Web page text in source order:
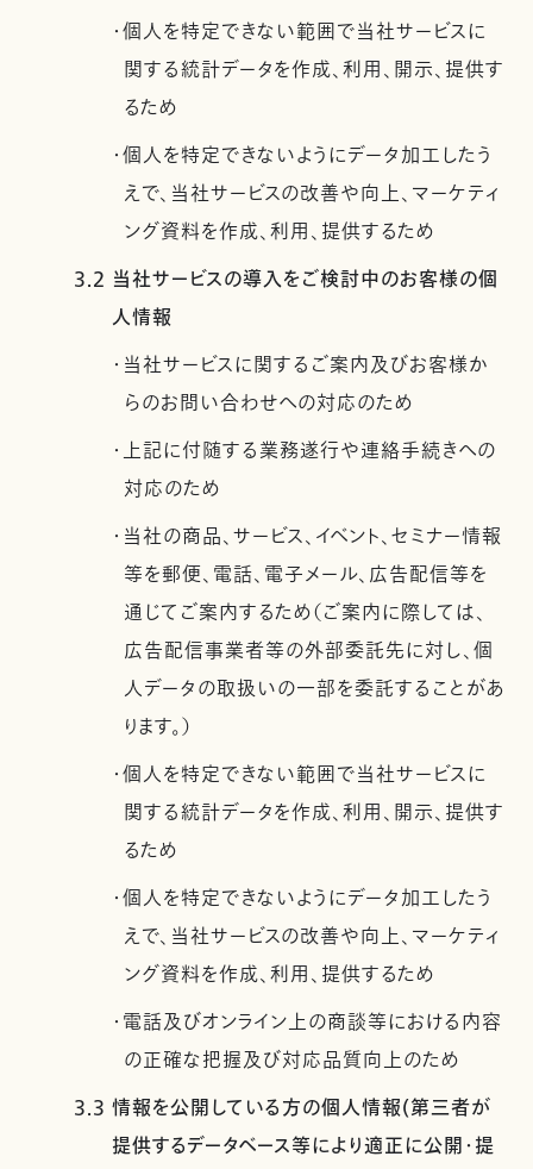
・個人を特定できない範囲で当社サービスに
関する統計データを作成、利用、開示、提供す
るため
・個人を特定できないようにデータ加工したう
えで、当社サービスの改善や向上、マーケティ
ング資料を作成、利用、提供するため
3.2 当社サービスの導入をご検討中のお客様の個
人情報
・当社サービスに関するご案内及びお客様か
らのお問い合わせへの対応のため
・上記に付随する業務遂行や連絡手続きへの
対応のため
・当社の商品、サービス、イベント、セミナー情報
等を郵便、電話、電子メール、広告配信等を
通じてご案内するため（ご案内に際しては、
広告配信事業者等の外部委託先に対し、個
人データの取扱いの一部を委託することがあ
ります。）
・個人を特定できない範囲で当社サービスに
関する統計データを作成、利用、開示、提供す
るため
・個人を特定できないようにデータ加工したう
えで、当社サービスの改善や向上、マーケティ
ング資料を作成、利用、提供するため
・電話及びオンライン上の商談等における内容
の正確な把握及び対応品質向上のため
3.3 情報を公開している方の個人情報(第三者が
提供するデータベース等により適正に公開・提